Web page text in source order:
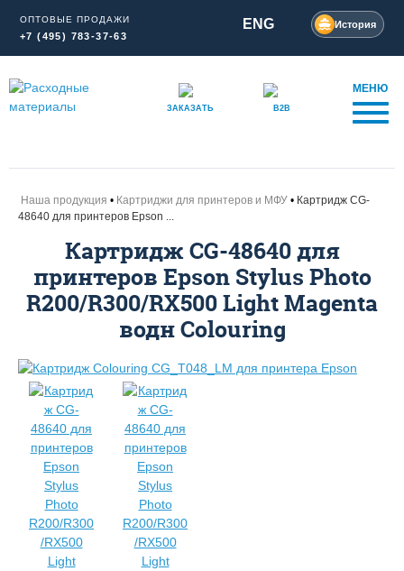
ОПТОВЫЕ ПРОДАЖИ
+7 (495) 783-37-63
ENG История
ЗАКАЗАТЬ B2B
МЕНЮ
Наша продукция Картриджи для принтеров и МФУ
Картридж CG-
48640 для принтеров Epson ...
Картридж CG-48640 для
принтеров Epson Stylus Photo
R200/R300/RX500 Light Magenta
водн Colouring